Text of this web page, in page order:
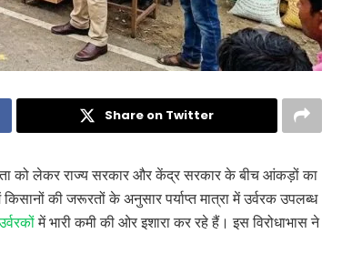
Share on Twitter
को लेकर राज्य सरकार और केंद्र सरकार के बीच आंकड़ों का
की जरूरतों के अनुसार पर्याप्त मात्रा में उर्वरक उपलब्ध
में भारी कमी की ओर इशारा कर रहे हैं। इस विरोधाभास ने